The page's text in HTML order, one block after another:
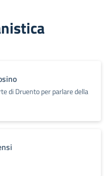
di Druento per parlare della